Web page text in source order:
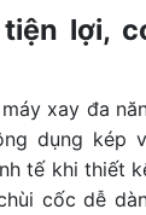
lợi,
xay đa
dụng kép
tế khi thiết
cốc dễ